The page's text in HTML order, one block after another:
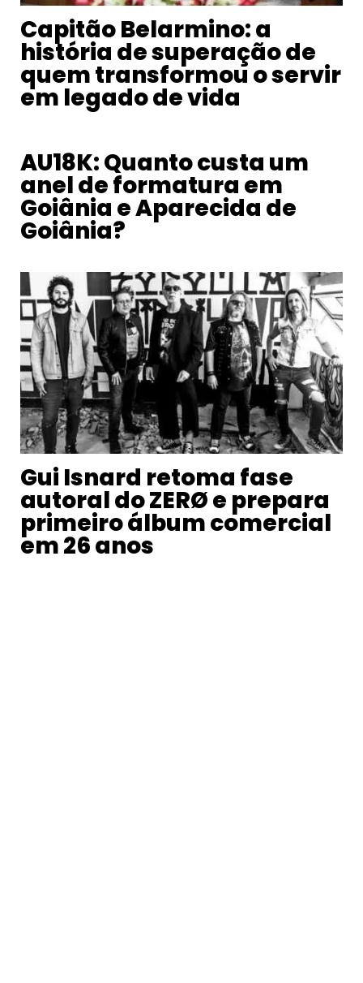
Capitão Belarmino: a
história de superação de
quem transformou o servir
em legado de vida
AU18K: Quanto custa um
anel de formatura em
Goiânia e Aparecida de
Goiânia?
Gui Isnard retoma fase
autoral do ZERØ e prepara
primeiro álbum comercial
em 26 anos